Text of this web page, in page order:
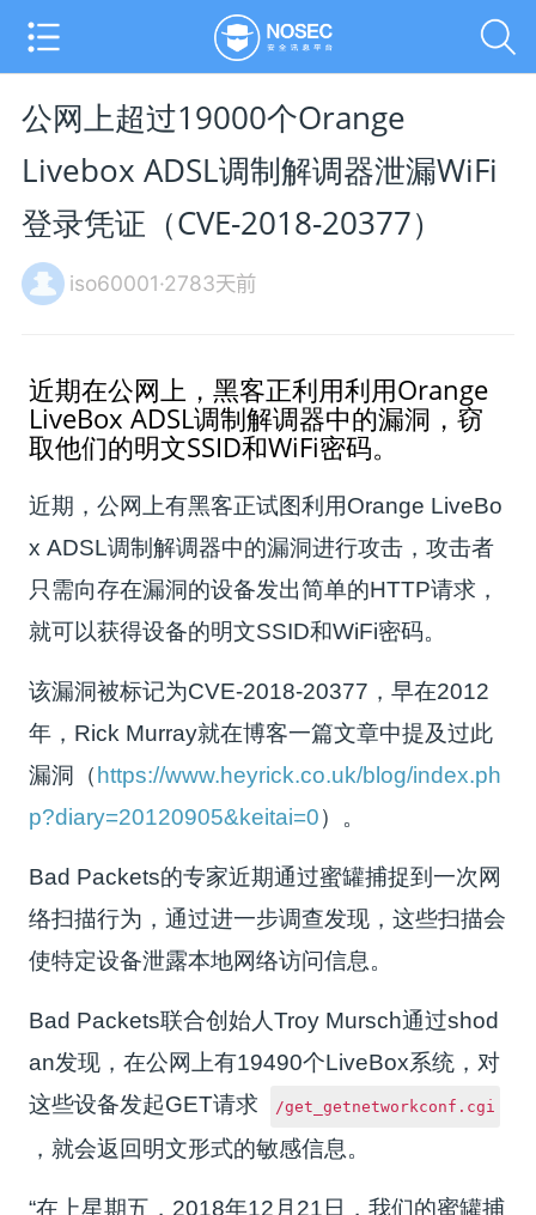
公网上超过19000个Orange
Livebox ADSL调制解调器泄漏WiFi
登录凭证（CVE-2018-20377）
iso60001·2783天前
近期在公网上，黑客正利用利用Orange
LiveBox ADSL调制解调器中的漏洞，窃
取他们的明文SSID和WiFi密码。
近期，公网上有黑客正试图利用Orange LiveBo
x ADSL调制解调器中的漏洞进行攻击，攻击者
只需向存在漏洞的设备发出简单的HTTP请求，
就可以获得设备的明文SSID和WiFi密码。
该漏洞被标记为CVE-2018-20377，早在2012
年，Rick Murray就在博客一篇文章中提及过此
漏洞（https://www.heyrick.co.uk/blog/index.ph
p?diary=20120905&keitai=0）。
Bad Packets的专家近期通过蜜罐捕捉到一次网
络扫描行为，通过进一步调查发现，这些扫描会
使特定设备泄露本地网络访问信息。
Bad Packets联合创始人Troy Mursch通过shod
an发现，在公网上有19490个LiveBox系统，对
这些设备发起GET请求
/get_getnetworkconf.cgi
，就会返回明文形式的敏感信息。
“在上星期五，2018年12月21日，我们的蜜罐捕